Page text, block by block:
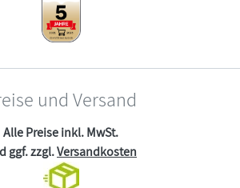
und Versand
Alle Preise inkl. MwSt.
ggf. zzgl.Versandkosten